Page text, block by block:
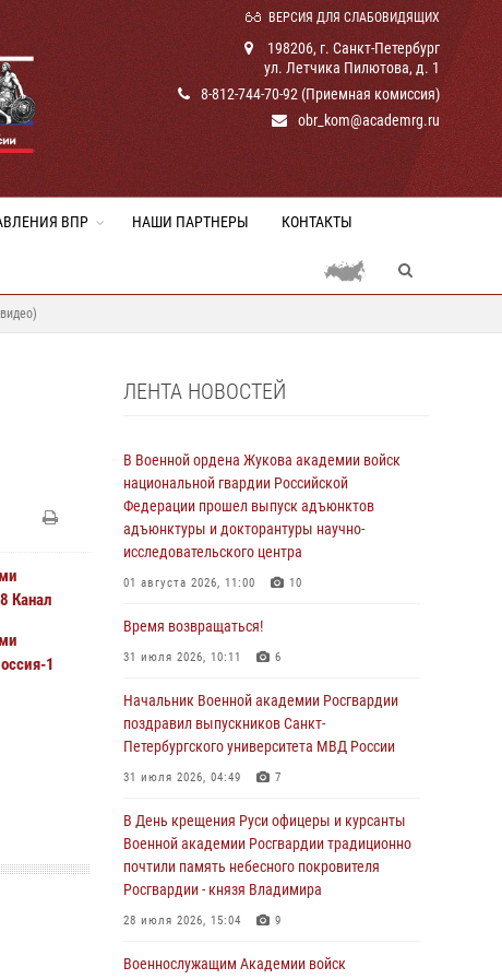
ВЕРСИЯ ДЛЯ СЛАБОВИДЯЩИХ
198206, г. Санкт-Петербург
ул. Летчика Пилютова, д. 1
8-812-744-70-92 (Приемная комиссия)
obr_kom@academrg.ru
ВПР НАШИ ПАРТНЕРЫ КОНТАКТЫ
Канал
1
ЛЕНТА НОВОСТЕЙ
В Военной ордена Жукова академии войск
национальной гвардии Российской
Федерации прошел выпуск адъюнктов
адъюнктуры и докторантуры научно-
исследовательского центра
01 августа 2026, 11:00 10
Время возвращаться!
31 июля 2026, 10:11 6
Начальник Военной академии Росгвардии
поздравил выпускников Санкт-
Петербургского университета МВД России
31 июля 2026, 04:49 7
В День крещения Руси офицеры и курсанты
Военной академии Росгвардии традиционно
почтили память небесного покровителя
Росгвардии - князя Владимира
28 июля 2026, 15:04 9
Военнослужащим Академии войск